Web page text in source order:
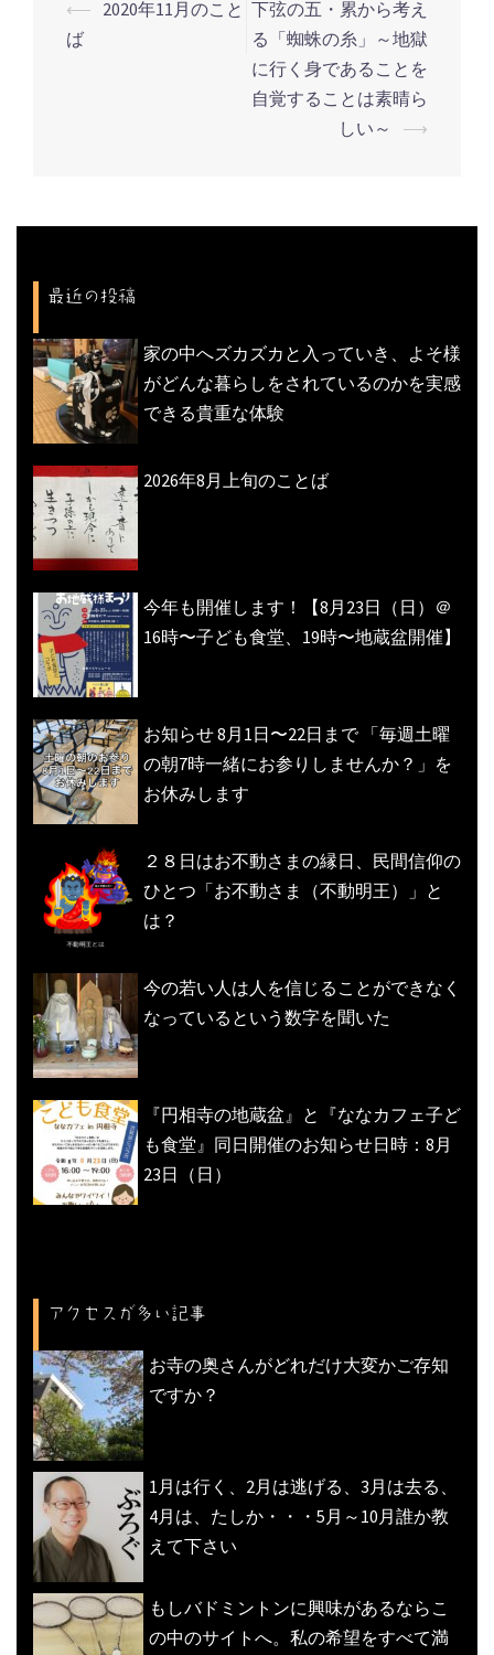
投
稿
シ
ン
⟵ 2020年11月のこと
ば
下弦の五・累から考え
る「蜘蛛の糸」～地獄
に行く身であることを
自覚することは素晴ら
しい～
⟶
最近の投稿
家の中へズカズカと入っていき、よそ様
がどんな暮らしをされているのかを実感
できる貴重な体験
2026年8月上旬のことば
今年も開催します！【8月23日（日）＠
16時〜子ども食堂、19時〜地蔵盆開催】
お知らせ 8月1日〜22日まで 「毎週土曜
の朝7時一緒にお参りしませんか？」を
お休みします
２８日はお不動さまの縁日、民間信仰の
ひとつ「お不動さま（不動明王）」と
は？
今の若い人は人を信じることができなく
なっているという数字を聞いた
『円相寺の地蔵盆』と『ななカフェ子ど
も食堂』同日開催のお知らせ日時：8月
23日（日）
アクセスが多い記事
お寺の奥さんがどれだけ大変かご存知
ですか？
1月は行く、2月は逃げる、3月は去る、
4月は、たしか・・・5月～10月誰か教
えて下さい
もしバドミントンに興味があるならこ
の中のサイトへ。私の希望をすべて満